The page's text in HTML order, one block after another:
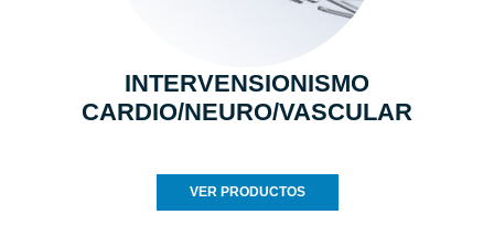
INTERVENSIONISMO
CARDIO/NEURO/VASCULAR
VER PRODUCTOS